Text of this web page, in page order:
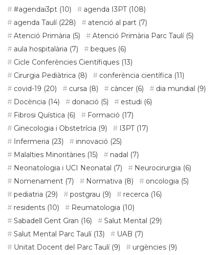
#agendai3pt (10) agenda I3PT(108)
agenda Taulí(228) atenció al part (7)
Atenció Primària (5) Atenció Primària Parc Taulí(5)
aula hospitalària (7) beques (6)
Cicle Conferències Científiques (13)
Cirurgia Pediàtrica (8) conferència científica (11)
covid-19 (20) cursa (8) càncer (6) dia mundial (9)
Docència (14) donació (5) estudi (6)
Fibrosi Quística (6) Formació (17)
Ginecologia i Obstetrícia (9) I3PT(17)
Infermeria (23) innovació (25)
Malalties Minoritàries (15) nadal (7)
Neonatologia i UCI Neonatal (7) Neurocirurgia (6)
Nomenament (7) Normativa (8) oncologia (5)
pediatria (29) postgrau (9) recerca (16)
residents (10) Reumatologia (10)
Sabadell Gent Gran (16) Salut Mental (29)
Salut Mental Parc Taulí(13) UAB (7)
Unitat Docent del Parc Taulí(9) urgències (9)